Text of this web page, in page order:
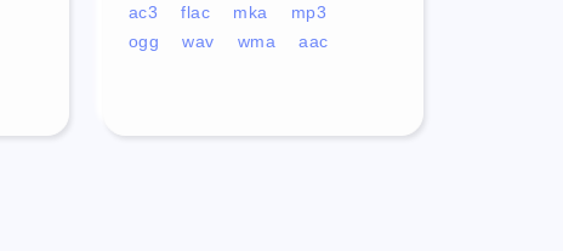
ac3 flac mka
mp3
ogg
wav wma aac